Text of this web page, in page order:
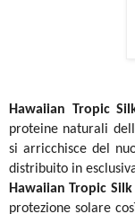
Hawaiian Tropic
proteine naturali
si arricchisce del
distribuito in
Hawaiian Tropic
protezione solare